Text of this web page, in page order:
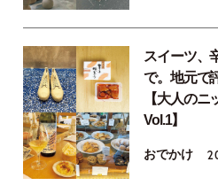
スイーツ、
で。地元で
【大人の
Vol.1】
おでかけ